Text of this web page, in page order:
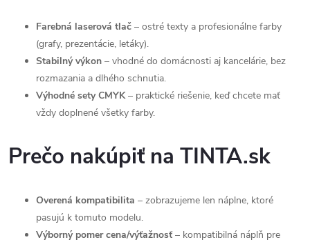
Farebná laserová tlač – ostré texty a profesionálne farby
(grafy, prezentácie, letáky).
Stabilný výkon – vhodné do domácnosti aj kancelárie, bez
rozmazania a dlhého schnutia.
Výhodné sety CMYK– praktické riešenie, keď chcete mať
vždy doplnené všetky farby.
Prečo nakúpiť na TINTA.sk
Overená kompatibilita – zobrazujeme len náplne, ktoré
pasujú k tomuto modelu.
Výborný pomer cena/výťažnosť – kompatibilná náplň pre